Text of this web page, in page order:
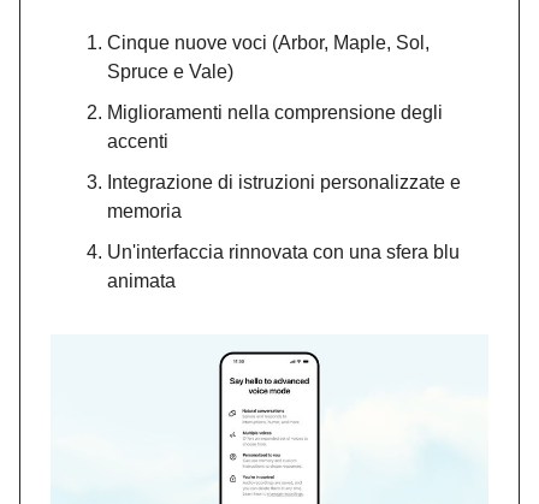
Cinque nuove voci (Arbor, Maple, Sol,
Spruce e Vale)
Miglioramenti nella comprensione degli
accenti
Integrazione di istruzioni personalizzate e
memoria
Un'interfaccia rinnovata con una sfera blu
animata